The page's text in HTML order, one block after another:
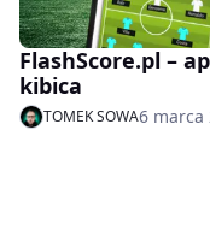
FlashScore.pl –
kibica
TOMEK SOWA6 marca